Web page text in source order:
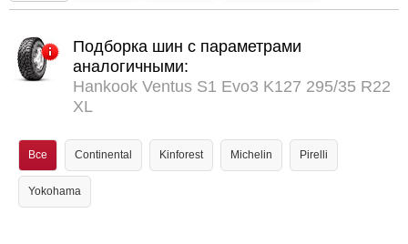
Подборка шин с параметрами
аналогичными:
Hankook Ventus S1 Evo3 K127 295/35 R22
XL
Все Continental Kinforest Michelin Pirelli
Yokohama